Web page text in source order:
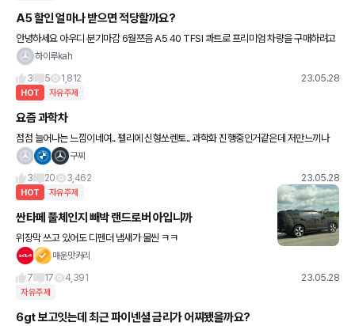
A5 할인 얼마나 받으면 적당할까요?
안녕하세요 아우디 분기마감 6월쯔음 A5 40 TFSI 콰트로 프리미엄 차량을 구매하려고
예정중인데, 5월에 알아봤을때 최대 18% 정도였습니다 아무래도 분기마감달에 더 좋을
하이루kah
3
5 1,812 23.05.28
HOT 자유주제
요즘 과학차
점점 늘어나는 느낌이네여.. 펠리에 신형쏘렌토.. 과학화 진행중인거같은데 저만느끼나
여..? 아까도 팰리가 무리하게 끼어들어 사고날뻔했네여 ㅠㅠ
구찌
3
20 3,462 23.05.28
HOT 자유주제
싼타페 풀체인지 빼박 랜드로버 아입니까
위장막 쓰고 있어도 디펜더 냄새가 물씬 ㅋㅋ
매운맛커리
7
17 4,391 23.05.28
자유주제
6gt 보고잇는데 최근 파이넨셜 금리가 어찌됐을까요?